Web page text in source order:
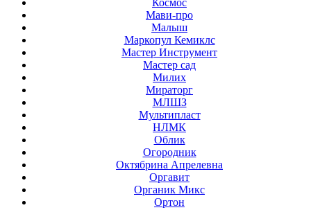
Космос
Мави-про
Малыш
Маркопул Кемиклс
Мастер Инструмент
Мастер сад
Милих
Мираторг
МЛШЗ
Мультипласт
НЛМК
Облик
Огородник
Октябрина Апрелевна
Оргавит
Органик Микс
Ортон